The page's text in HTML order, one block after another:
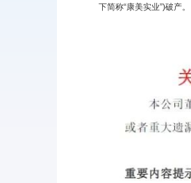
下简称“康美实业”)破产。